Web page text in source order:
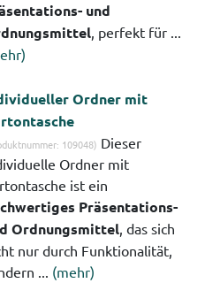
und
, perfekt für ...
Ordner mit
109048) Dieser
Ordner mit
ist ein
Präsentations-
Ordnungsmittel, das sich
nur durch Funktionalität,
... (mehr)